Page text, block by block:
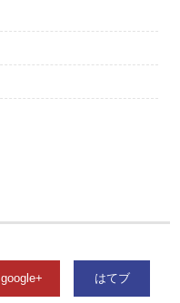
google+ はてブ